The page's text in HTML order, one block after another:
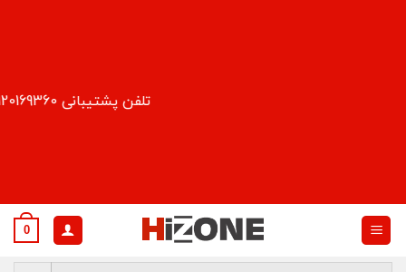
تلفن پشتیبانی 09120169360
0